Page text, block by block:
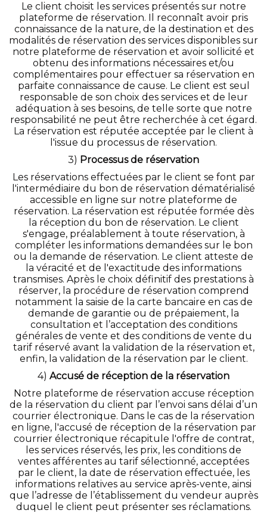
Le client choisit les services présentés sur notre
plateforme de réservation. Il reconnaît avoir pris
connaissance de la nature, de la destination et des
modalités de réservation des services disponibles sur
notre plateforme de réservation et avoir sollicité et
obtenu des informations nécessaires et/ou
complémentaires pour effectuer sa réservation en
parfaite connaissance de cause. Le client est seul
responsable de son choix des services et de leur
adéquation à ses besoins, de telle sorte que notre
responsabilité ne peut être recherchée à cet égard.
La réservation est réputée acceptée par le client à
l'issue du processus de réservation.
3) Processus de réservation
Les réservations effectuées par le client se font par
l'intermédiaire du bon de réservation dématérialisé
accessible en ligne sur notre plateforme de
réservation. La réservation est réputée formée dès
la réception du bon de réservation. Le client
s'engage, préalablement à toute réservation, à
compléter les informations demandées sur le bon
ou la demande de réservation. Le client atteste de
la véracité et de l'exactitude des informations
transmises. Après le choix définitif des prestations à
réserver, la procédure de réservation comprend
notamment la saisie de la carte bancaire en cas de
demande de garantie ou de prépaiement, la
consultation et l’acceptation des conditions
générales de vente et des conditions de vente du
tarif réservé avant la validation de la réservation et,
enfin, la validation de la réservation par le client.
4) Accusé de réception de la réservation
Notre plateforme de réservation accuse réception
de la réservation du client par l’envoi sans délai d’un
courrier électronique. Dans le cas de la réservation
en ligne, l'accusé de réception de la réservation par
courrier électronique récapitule l'offre de contrat,
les services réservés, les prix, les conditions de
ventes afférentes au tarif sélectionné, acceptées
par le client, la date de réservation effectuée, les
informations relatives au service après-vente, ainsi
que l’adresse de l’établissement du vendeur auprès
duquel le client peut présenter ses réclamations.